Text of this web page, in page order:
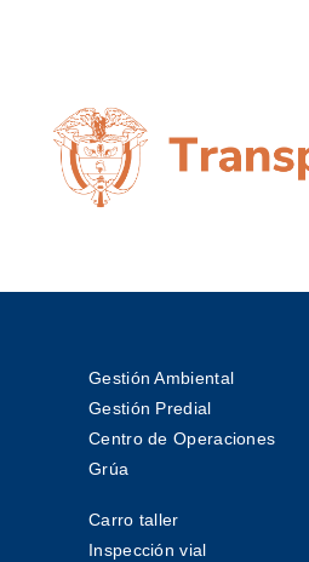
Gestión Ambiental
Gestión Predial
Centro de Operaciones
Grúa
Carro taller
Inspección vial